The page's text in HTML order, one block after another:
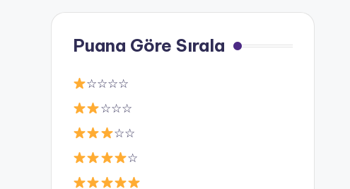
Puana Göre Sırala
☆☆☆☆
☆☆☆
☆☆
☆